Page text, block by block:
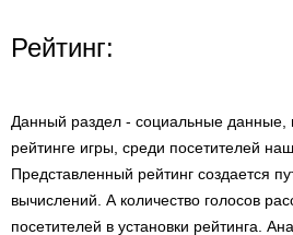
Рейтинг:
Данный раздел - социальные данные,
рейтинге игры, среди посетителей
Представленный рейтинг создается
вычислений. А количество голосов
посетителей в установки рейтинга.